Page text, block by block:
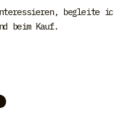
begleite
beim Kauf.